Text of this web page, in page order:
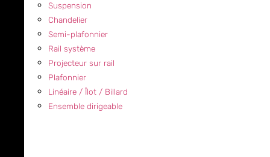
Suspension
Chandelier
Semi-plafonnier
Rail système
Projecteur sur rail
Plafonnier
Linéaire / Îlot / Billard
Ensemble dirigeable